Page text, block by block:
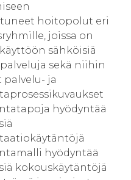
hoitopolut eri
joissa on
sähköisiä
sekä niihin
palvelu- ja
hyödyntää
hyödyntää
kokouskäytäntöjä